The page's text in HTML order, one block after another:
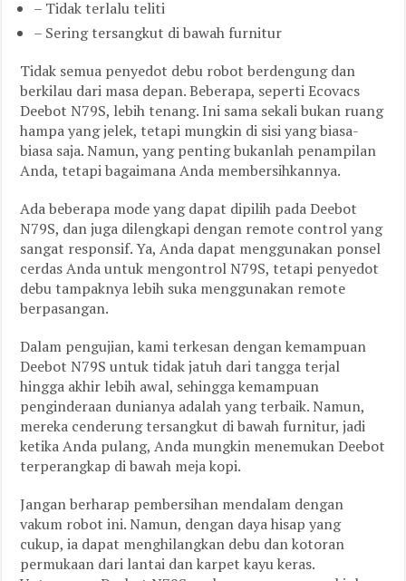
– Tidak terlalu teliti
– Sering tersangkut di bawah furnitur
Tidak semua penyedot debu robot berdengung dan
berkilau dari masa depan. Beberapa, seperti Ecovacs
Deebot N79S, lebih tenang. Ini sama sekali bukan ruang
hampa yang jelek, tetapi mungkin di sisi yang biasa-
biasa saja. Namun, yang penting bukanlah penampilan
Anda, tetapi bagaimana Anda membersihkannya.
Ada beberapa mode yang dapat dipilih pada Deebot
N79S, dan juga dilengkapi dengan remote control yang
sangat responsif. Ya, Anda dapat menggunakan ponsel
cerdas Anda untuk mengontrol N79S, tetapi penyedot
debu tampaknya lebih suka menggunakan remote
berpasangan.
Dalam pengujian, kami terkesan dengan kemampuan
Deebot N79S untuk tidak jatuh dari tangga terjal
hingga akhir lebih awal, sehingga kemampuan
penginderaan dunianya adalah yang terbaik. Namun,
mereka cenderung tersangkut di bawah furnitur, jadi
ketika Anda pulang, Anda mungkin menemukan Deebot
terperangkap di bawah meja kopi.
Jangan berharap pembersihan mendalam dengan
vakum robot ini. Namun, dengan daya hisap yang
cukup, ia dapat menghilangkan debu dan kotoran
permukaan dari lantai dan karpet kayu keras.